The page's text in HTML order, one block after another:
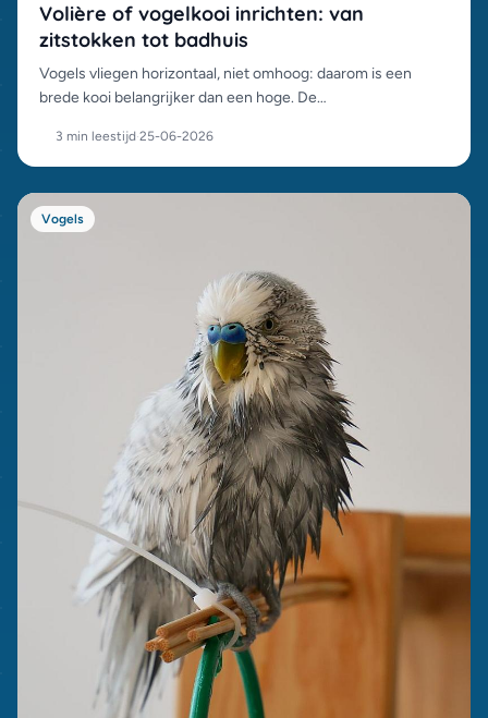
Volière of vogelkooi inrichten: van
zitstokken tot badhuis
Vogels vliegen horizontaal, niet omhoog: daarom is een
brede kooi belangrijker dan een hoge. De
vogels ziek maken.
3 min leestijd·25-06-2026
Vogels